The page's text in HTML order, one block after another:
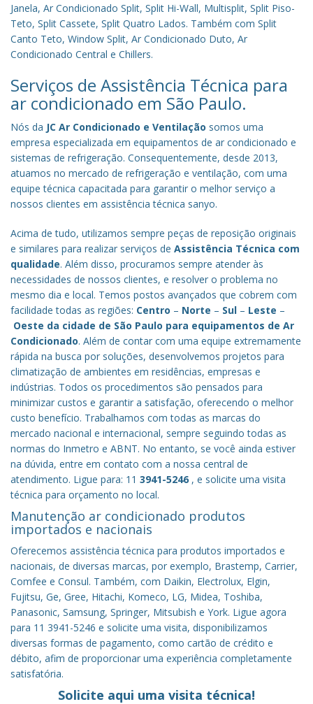
Janela, Ar Condicionado Split, Split Hi-Wall, Multisplit, Split Piso-
Teto, Split Cassete, Split Quatro Lados. Também com Split
Canto Teto, Window Split, Ar Condicionado Duto, Ar
Condicionado Central e Chillers.
Serviços de Assistência Técnica para
ar condicionado em São Paulo.
Nós da JC Ar Condicionado e Ventilação somos uma
empresa especializada em equipamentos de ar condicionado e
sistemas de refrigeração. Consequentemente, desde 2013,
atuamos no mercado de refrigeração e ventilação, com uma
equipe técnica capacitada para garantir o melhor serviço a
nossos clientes em assistência técnica sanyo.
Acima de tudo, utilizamos sempre peças de reposição originais
e similares para realizar serviços de Assistência Técnica com
qualidade. Além disso, procuramos sempre atender às
necessidades de nossos clientes, e resolver o problema no
mesmo dia e local. Temos postos avançados que cobrem com
facilidade todas as regiões: Centro – Norte – Sul – Leste –
Oeste da cidade de São Paulo para equipamentos de Ar
Condicionado. Além de contar com uma equipe extremamente
rápida na busca por soluções, desenvolvemos projetos para
climatização de ambientes em residências, empresas e
indústrias. Todos os procedimentos são pensados para
minimizar custos e garantir a satisfação, oferecendo o melhor
custo benefício. Trabalhamos com todas as marcas do
mercado nacional e internacional, sempre seguindo todas as
normas do Inmetro e ABNT. No entanto, se você ainda estiver
na dúvida, entre em contato com a nossa central de
atendimento. Ligue para: 11 3941-5246 , e solicite uma visita
técnica para orçamento no local.
Manutenção ar condicionado produtos
importados e nacionais
Oferecemos assistência técnica para produtos importados e
nacionais, de diversas marcas, por exemplo, Brastemp, Carrier,
Comfee e Consul. Também, com Daikin, Electrolux, Elgin,
Fujitsu, Ge, Gree, Hitachi, Komeco, LG, Midea, Toshiba,
Panasonic, Samsung, Springer, Mitsubish e York. Ligue agora
para 11 3941-5246 e solicite uma visita, disponibilizamos
diversas formas de pagamento, como cartão de crédito e
débito, afim de proporcionar uma experiência completamente
satisfatória.
Solicite aqui uma visita técnica!